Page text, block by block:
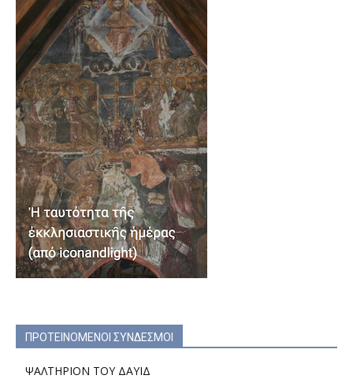
ΠΡΟΤΕΙΝΟΜΕΝΟΙ ΣΥΝΔΕΣΜΟΙ
ΨΑΛΤΗΡΙΟΝ ΤΟΥ ΔΑΥΙΔ